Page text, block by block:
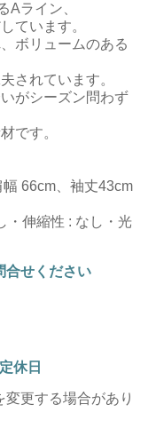
Aライン、
ています。
ボリュームのある
されています。
がシーズン問わず
です。
66cm、袖丈43cm
・伸縮性 : なし・光
せください
休日
更する場合があり